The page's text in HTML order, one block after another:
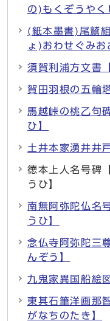
の)もくぞうやく
(紙本墨書)尾鷲
ょ)おわせぐみお
須賀利浦方文書
賀田羽根の五輪
馬越峠の桃乙句
ひ】
土井本家湧井井
徳本上人名号碑
うひ】
南無阿弥陀仏名
うひ】
念仏寺阿弥陀三
んぞう】
九鬼家異国船絵
東其石筆洋画那
がなちのたき】